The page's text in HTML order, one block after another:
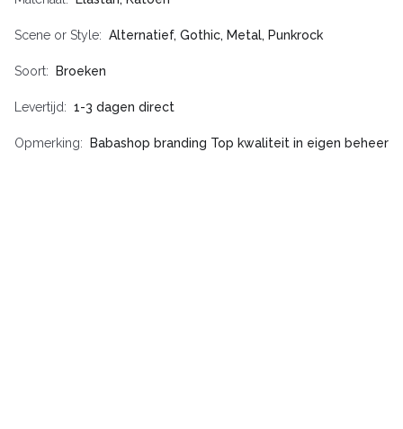
Scene or Style Alternatief, Gothic, Metal, Punkrock
Soort Broeken
Levertijd 1-3 dagen direct
Opmerking Babashop branding Top kwaliteit in eigen beheer